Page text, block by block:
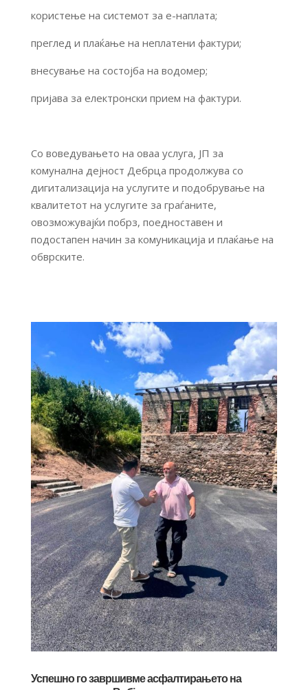
користење на системот за е-наплата;
преглед и плаќање на неплатени фактури;
внесување на состојба на водомер;
пријава за електронски прием на фактури.
Со воведувањето на оваа услуга, ЈП за
комунална дејност Дебрца продолжува со
дигитализација на услугите и подобрување на
квалитетот на услугите за граѓаните,
овозможувајќи побрз, поедноставен и
подостапен начин за комуникација и плаќање на
обврските.
Успешно го завршивме асфалтирањето на